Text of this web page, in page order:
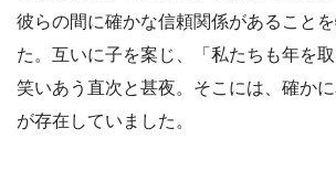
彼らの間に確かな信頼関係があること
た。互いに子を案じ、「私たちも年を
笑いあう直次と甚夜。そこには、確か
が存在していました。